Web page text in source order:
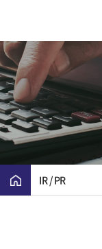
IR / PR